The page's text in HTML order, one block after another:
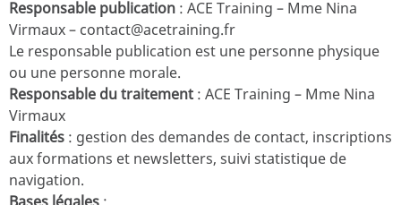
Responsable publication : ACE Training – Mme Nina
Virmaux – contact@acetraining.fr
Le responsable publication est une personne physique
ou une personne morale.
Responsable du traitement : ACE Training – Mme Nina
Virmaux
Finalités : gestion des demandes de contact, inscriptions
aux formations et newsletters, suivi statistique de
navigation.
Bases légales :